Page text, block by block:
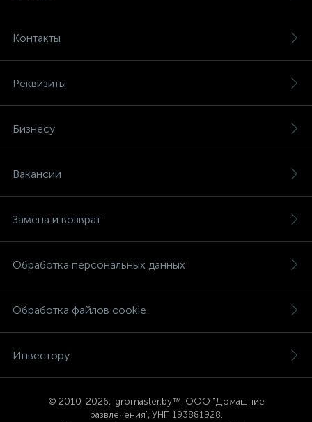
Контакты
Реквизиты
Бизнесу
Вакансии
Замена и возврат
Обработка персональных данных
Обработка файлов cookie
Инвестору
© 2010-2026, igromaster.by™, ООО "Домашние
развлечения", УНП 193881928.